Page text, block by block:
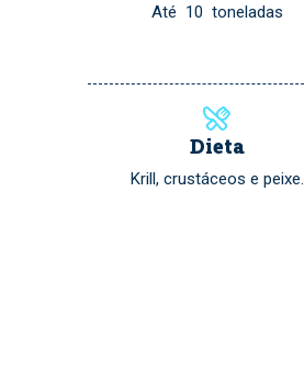
Até 10 toneladas
Dieta
Krill, crustáceos e peixe.